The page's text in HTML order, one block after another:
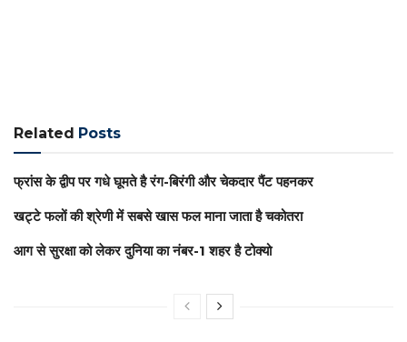
Related Posts
फ्रांस के द्वीप पर गधे घूमते है रंग-बिरंगी और चेकदार पैंट पहनकर
खट्टे फलों की श्रेणी में सबसे खास फल माना जाता है चकोतरा
आग से सुरक्षा को लेकर दुनिया का नंबर-1 शहर है टोक्यो